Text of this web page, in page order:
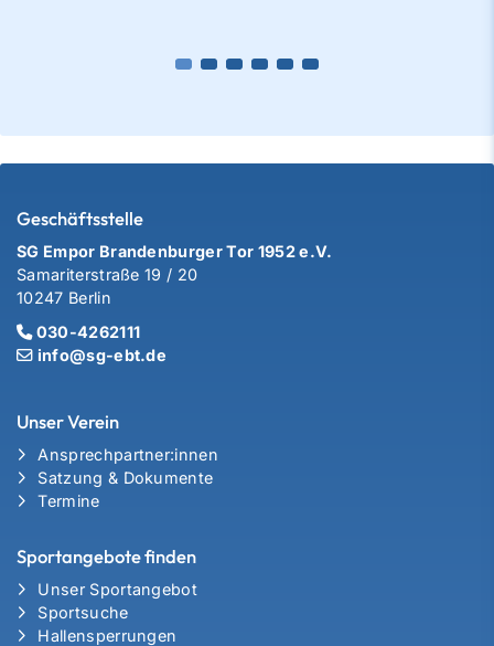
Geschäftsstelle
SG Empor Brandenburger Tor 1952 e.V.
Samariterstraße 19 / 20
10247 Berlin
030-4262111
info@sg-ebt.de
Unser Verein
Ansprechpartner:innen
Satzung & Dokumente
Termine
Sportangebote finden
Unser Sportangebot
Sportsuche
Hallensperrungen